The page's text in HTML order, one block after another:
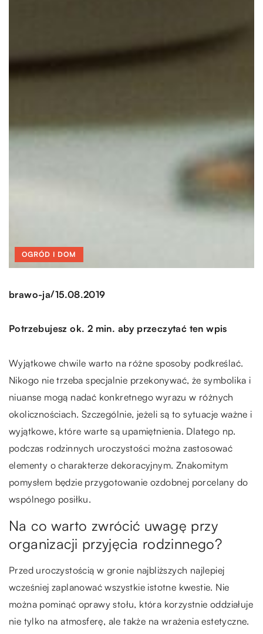
OGRÓD I DOM
brawo-ja/15.08.2019
Potrzebujesz ok. 2 min. aby przeczytać ten wpis
Wyjątkowe chwile warto na różne sposoby podkreślać.
Nikogo nie trzeba specjalnie przekonywać, że symbolika i
niuanse mogą nadać konkretnego wyrazu w różnych
okolicznościach. Szczególnie, jeżeli są to sytuacje ważne i
wyjątkowe, które warte są upamiętnienia. Dlatego np.
podczas rodzinnych uroczystości można zastosować
elementy o charakterze dekoracyjnym. Znakomitym
pomysłem będzie przygotowanie ozdobnej porcelany do
wspólnego posiłku.
Na co warto zwrócić uwagę przy
organizacji przyjęcia rodzinnego?
Przed uroczystością w gronie najbliższych najlepiej
wcześniej zaplanować wszystkie istotne kwestie. Nie
można pominąć oprawy stołu, która korzystnie oddziałuje
nie tylko na atmosferę, ale także na wrażenia estetyczne.